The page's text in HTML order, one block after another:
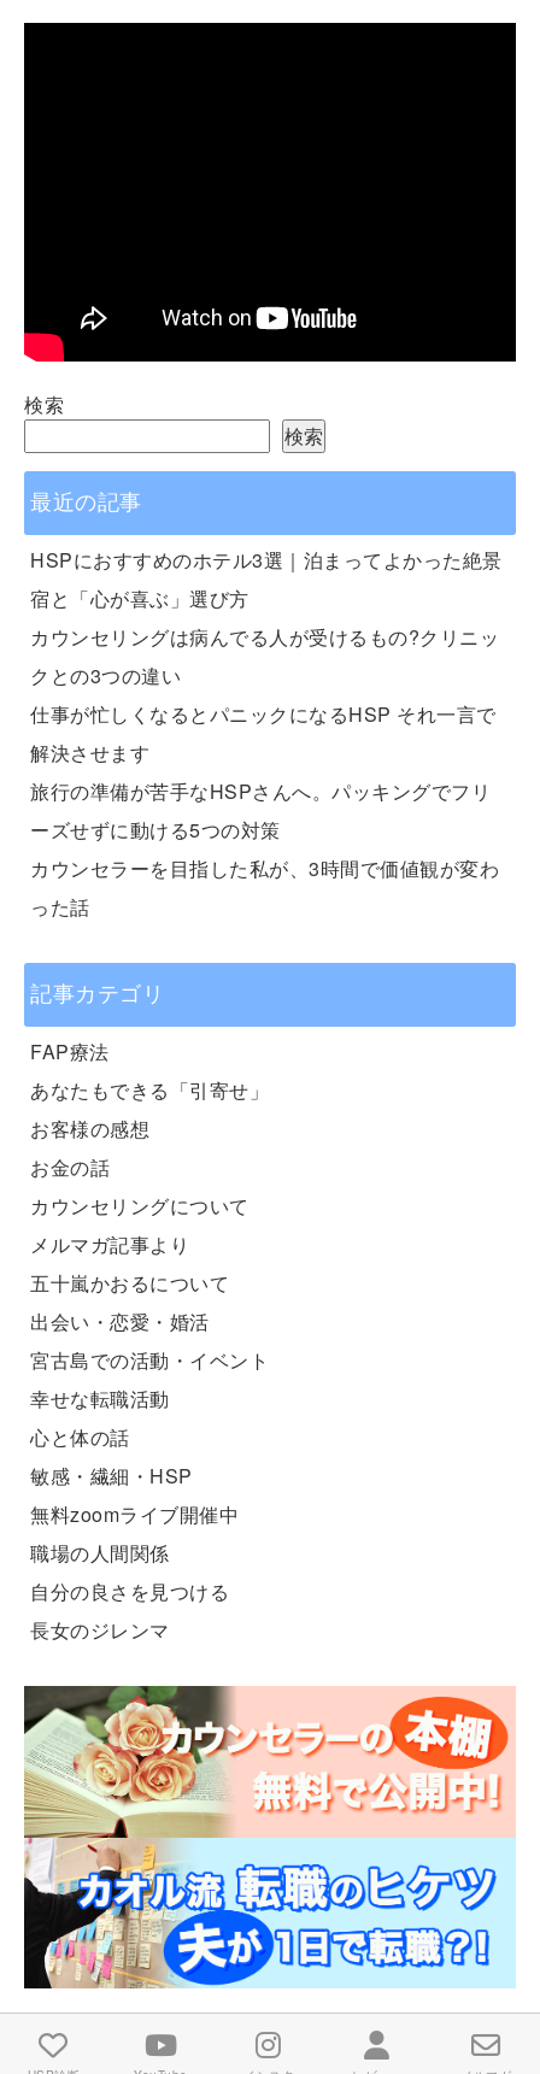
検索
検索
最近の記事
HSPにおすすめのホテル3選｜泊まってよかった絶景
宿と「心が喜ぶ」選び方
カウンセリングは病んでる人が受けるもの?クリニッ
クとの3つの違い
仕事が忙しくなるとパニックになるHSP それ一言で
解決させます
旅行の準備が苦手なHSPさんへ。パッキングでフリ
ーズせずに動ける5つの対策
カウンセラーを目指した私が、3時間で価値観が変わ
った話
記事カテゴリ
FAP療法
あなたもできる「引寄せ」
お客様の感想
お金の話
カウンセリングについて
メルマガ記事より
五十嵐かおるについて
出会い・恋愛・婚活
宮古島での活動・イベント
幸せな転職活動
心と体の話
敏感・繊細・HSP
無料zoomライブ開催中
職場の人間関係
自分の良さを見つける
長女のジレンマ